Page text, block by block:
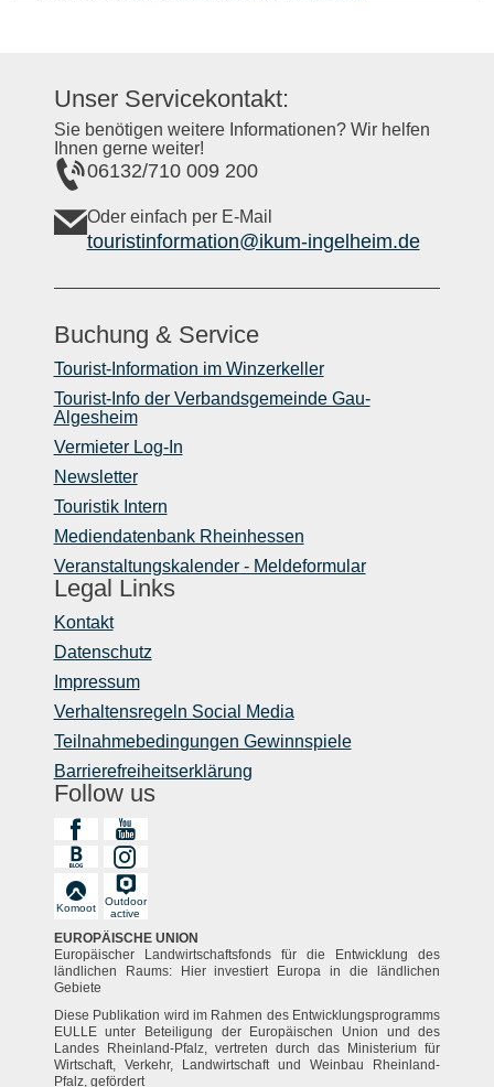
Unser Servicekontakt:
Sie benötigen weitere Informationen? Wir helfen
Ihnen gerne weiter!
06132/710 009 200
Oder einfach per E-Mail
touristinformation@ikum-ingelheim.de
Buchung & Service
Tourist-Information im Winzerkeller
Tourist-Info der Verbandsgemeinde Gau-
Algesheim
Vermieter Log-In
Newsletter
Touristik Intern
Mediendatenbank Rheinhessen
Veranstaltungskalender - Meldeformular
Legal Links
Kontakt
Datenschutz
Impressum
Verhaltensregeln Social Media
Teilnahmebedingungen Gewinnspiele
Barrierefreiheitserklärung
Follow us
Komoot
Outdoor
active
EUROPÄISCHE UNION
Europäischer Landwirtschaftsfonds für die Entwicklung des
ländlichen Raums: Hier investiert Europa in die ländlichen
Gebiete
Diese Publikation wird im Rahmen des Entwicklungsprogramms
EULLE unter Beteiligung der Europäischen Union und des
Landes Rheinland-Pfalz, vertreten durch das Ministerium für
Wirtschaft, Verkehr, Landwirtschaft und Weinbau Rheinland-
Pfalz, gefördert